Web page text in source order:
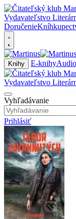
Doručenie
Knihy E-knihy
Vyhľadávanie
Prihlásiť